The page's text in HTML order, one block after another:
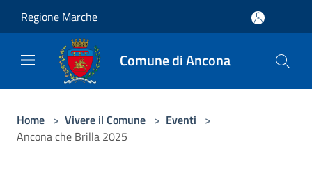
Regione Marche
Comune di Ancona
Home > Vivere il Comune > Eventi >
Ancona che Brilla 2025